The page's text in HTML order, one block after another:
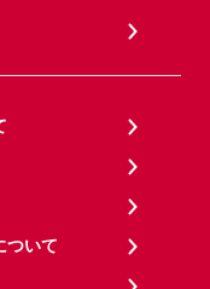
ついて